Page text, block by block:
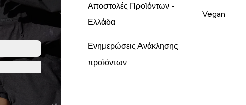
Αποστολές Προϊόντων -
Ελλάδα
Ενημερώσεις Ανάκλησης
προϊόντων
Vegan